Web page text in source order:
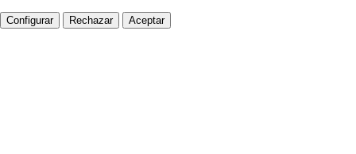
Configurar Rechazar Aceptar